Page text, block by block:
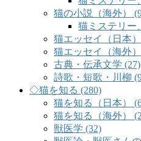
猫の小説（海外）
猫ミステリー
猫エッセイ（日本
猫エッセイ（海外
古典・伝承文学 (27)
詩歌・短歌・川柳
◇猫を知る (280)
猫を知る（日本）
猫を知る（海外）
獣医学 (32)